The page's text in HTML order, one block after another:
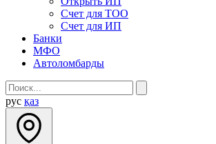
Cчет для ТОО
Счет для ИП
Банки
МФО
Автоломбарды
рус қаз